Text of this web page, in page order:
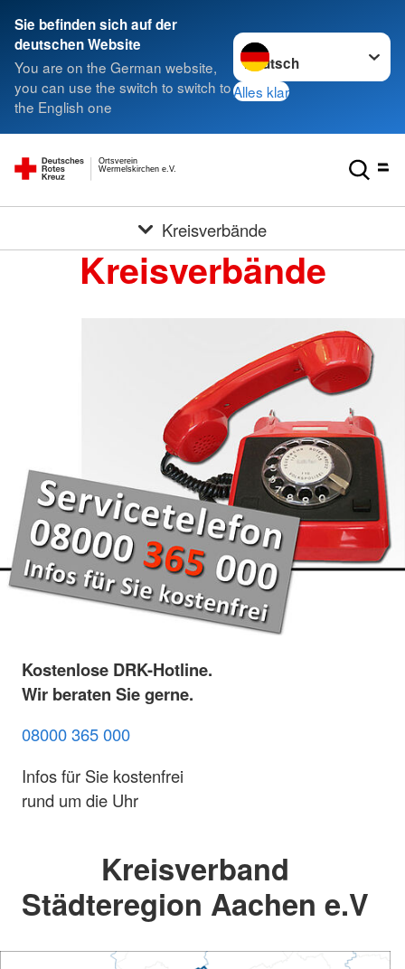
Sie befinden sich auf der
deutschen Website
You are on the German website,
you can use the switch to switch to
the English one
Sprache wechseln zu
Alles klar
Wermelskirchen e.V.
Ortsverein
Kreisverbände
Kreisverbände
Kostenlose DRK-Hotline.
Wir beraten Sie gerne.
08000 365 000
Infos für Sie kostenfrei
rund um die Uhr
Kreisverband
Städteregion Aachen e.V